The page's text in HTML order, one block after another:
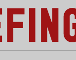
sobre os